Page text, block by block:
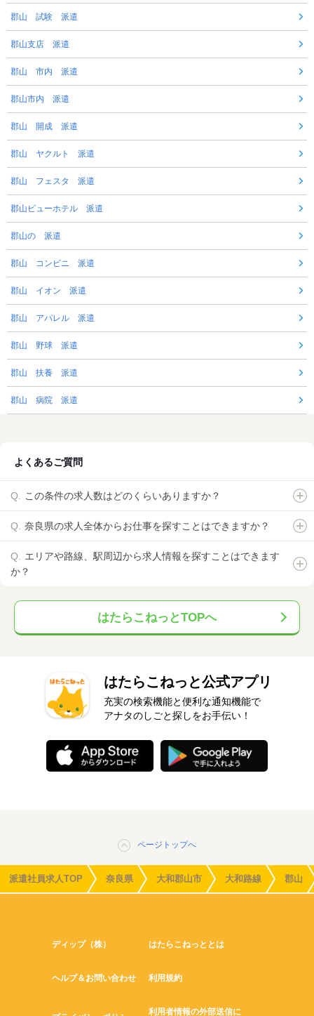
郡山 試験 派遣
郡山支店 派遣
郡山 市内 派遣
郡山市内 派遣
郡山 開成 派遣
郡山 ヤクルト 派遣
郡山 フェスタ 派遣
郡山ビューホテル 派遣
郡山の 派遣
郡山 コンビニ 派遣
郡山 イオン 派遣
郡山 アパレル 派遣
郡山 野球 派遣
郡山 扶養 派遣
郡山 病院 派遣
よくあるご質問
この条件の求人数はどのくらいありますか？
奈良県の求人全体からお仕事を探すことはできますか？
エリアや路線、駅周辺から求人情報を探すことはできます
か？
はたらこねっとTOPへ
はたらこねっと公式アプリ
充実の検索機能と便利な通知機能で
アナタのしごと探しをお手伝い！
ページトップへ
派遣社員求人TOP 奈良県 大和郡山市 大和路線 郡山
ディップ（株） はたらこねっととは
ヘルプ＆お問い合わせ 利用規約
利用者情報の外部送信に